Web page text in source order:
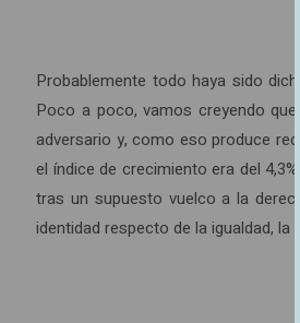
Probablemente todo haya sido
Poco a poco, vamos creyendo
adversario y, como eso produce
el índice de crecimiento era del
tras un supuesto vuelco a la
identidad respecto de la igualdad,